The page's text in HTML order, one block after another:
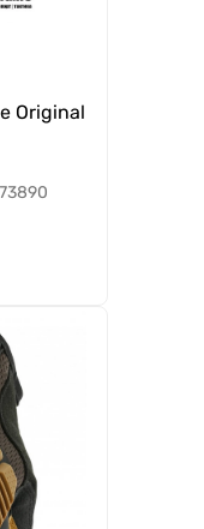
Original
73890